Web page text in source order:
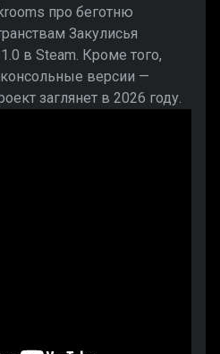
про беготню
Закулисья
в Steam. Кроме того,
версии —
заглянет в 2026 году.